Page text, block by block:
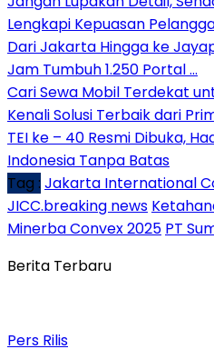
Lengkapi Kepuasan
Dari Jakarta Hingga ke
Jam Tumbuh 1.250 Portal …
Cari Sewa Mobil Terdekat
Kenali Solusi Terbaik dari
TEI ke – 40 Resmi Dibuka,
Indonesia Tanpa Batas
Tag : Jakarta International
JICC.breaking news
Minerba Convex 2025 PT
Berita Terbaru
Pers Rilis